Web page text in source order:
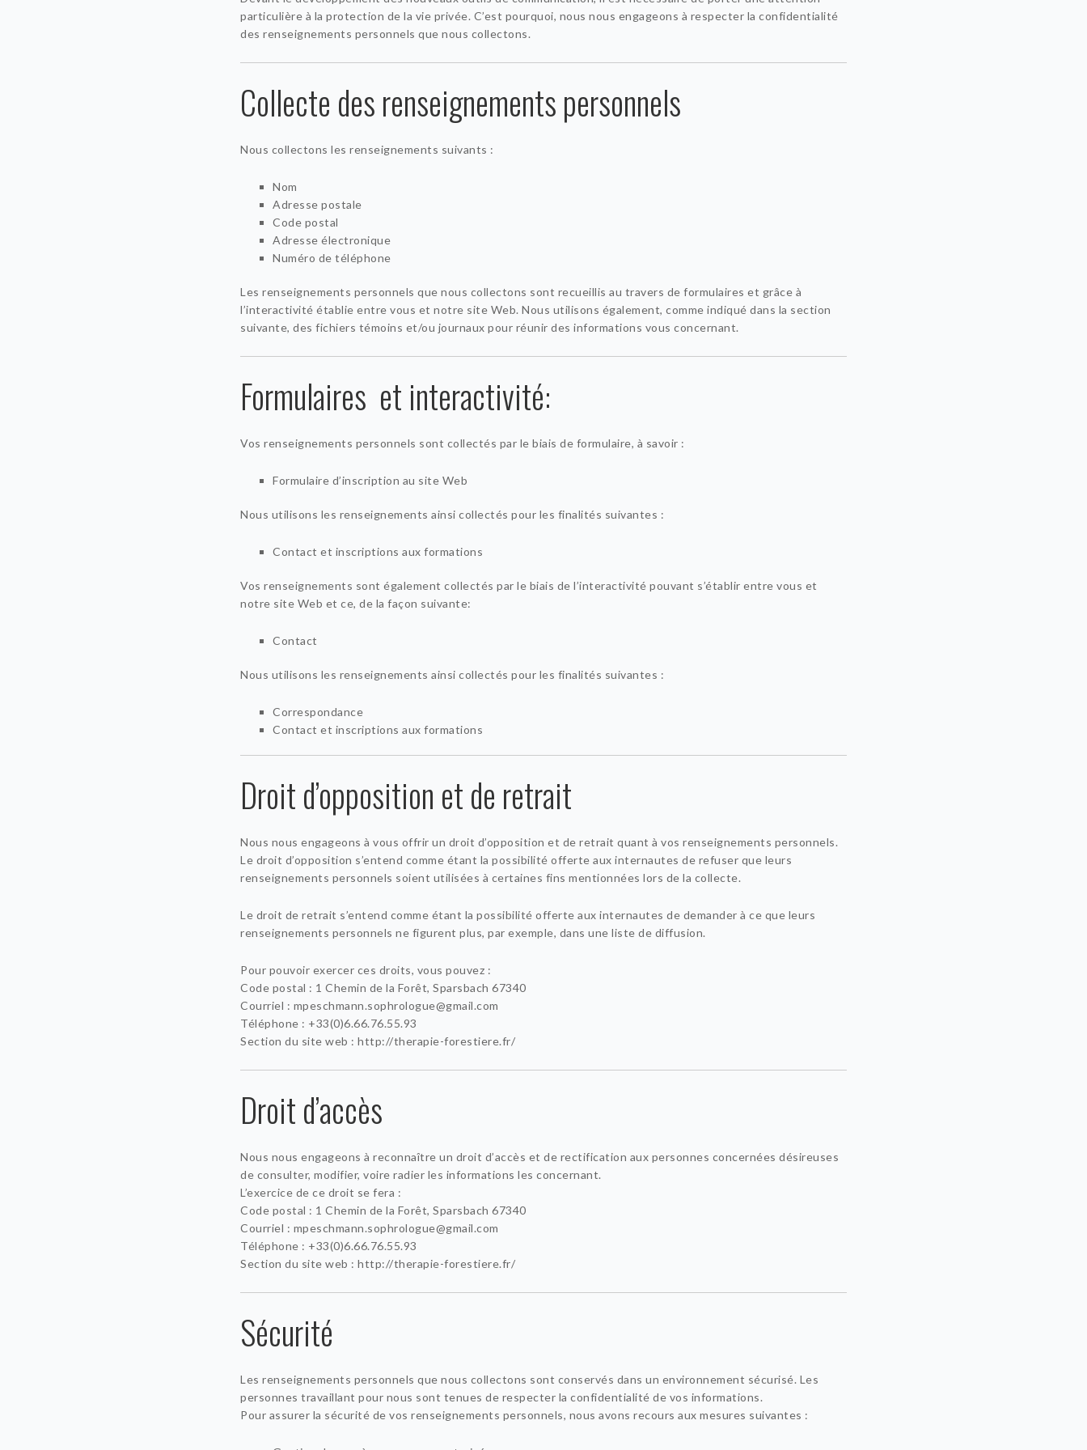
particulière à la protection de la vie privée. C’est pourquoi, nous nous engageons à respecter la confidentialité
des renseignements personnels que nous collectons.
Collecte des renseignements personnels
Nous collectons les renseignements suivants :
Nom
Adresse postale
Code postal
Adresse électronique
Numéro de téléphone
Les renseignements personnels que nous collectons sont recueillis au travers de formulaires et grâce à
l’interactivité établie entre vous et notre site Web. Nous utilisons également, comme indiqué dans la section
suivante, des fichiers témoins et/ou journaux pour réunir des informations vous concernant.
Formulaires et interactivité:
Vos renseignements personnels sont collectés par le biais de formulaire, à savoir :
Formulaire d’inscription au site Web
Nous utilisons les renseignements ainsi collectés pour les finalités suivantes :
Contact et inscriptions aux formations
Vos renseignements sont également collectés par le biais de l’interactivité pouvant s’établir entre vous et
notre site Web et ce, de la façon suivante:
Contact
Nous utilisons les renseignements ainsi collectés pour les finalités suivantes :
Correspondance
Contact et inscriptions aux formations
Droit d’opposition et de retrait
Nous nous engageons à vous offrir un droit d’opposition et de retrait quant à vos renseignements personnels.
Le droit d’opposition s’entend comme étant la possibilité offerte aux internautes de refuser que leurs
renseignements personnels soient utilisées à certaines fins mentionnées lors de la collecte.
Le droit de retrait s’entend comme étant la possibilité offerte aux internautes de demander à ce que leurs
renseignements personnels ne figurent plus, par exemple, dans une liste de diffusion.
Pour pouvoir exercer ces droits, vous pouvez :
Code postal : 1 Chemin de la Forêt, Sparsbach 67340
Courriel : mpeschmann.sophrologue@gmail.com
Téléphone : +33(0)6.66.76.55.93
Section du site web : http://therapie-forestiere.fr/
Droit d’accès
Nous nous engageons à reconnaître un droit d’accès et de rectification aux personnes concernées désireuses
de consulter, modifier, voire radier les informations les concernant.
L’exercice de ce droit se fera :
Code postal : 1 Chemin de la Forêt, Sparsbach 67340
Courriel : mpeschmann.sophrologue@gmail.com
Téléphone : +33(0)6.66.76.55.93
Section du site web : http://therapie-forestiere.fr/
Sécurité
Les renseignements personnels que nous collectons sont conservés dans un environnement sécurisé. Les
personnes travaillant pour nous sont tenues de respecter la confidentialité de vos informations.
Pour assurer la sécurité de vos renseignements personnels, nous avons recours aux mesures suivantes :